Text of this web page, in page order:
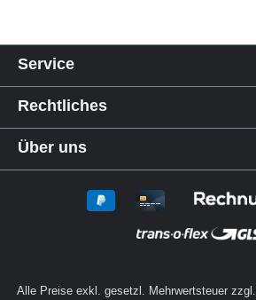
Service
Rechtliches
Über uns
Alle Preise exkl. gesetzl. Mehrwertsteuer zzgl.